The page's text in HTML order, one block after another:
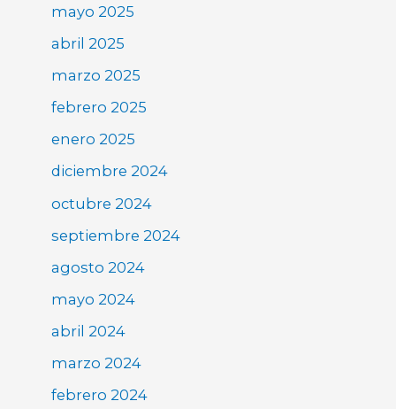
mayo 2025
abril 2025
marzo 2025
febrero 2025
enero 2025
diciembre 2024
octubre 2024
septiembre 2024
agosto 2024
mayo 2024
abril 2024
marzo 2024
febrero 2024